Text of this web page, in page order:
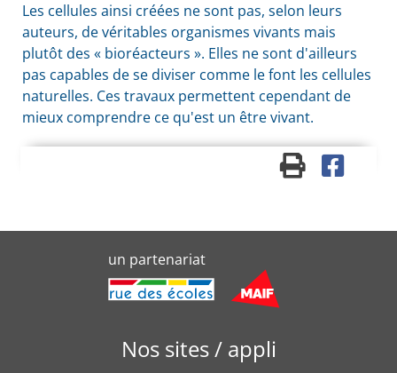
Les cellules ainsi créées ne sont pas, selon leurs
auteurs, de véritables organismes vivants mais
plutôt des « bioréacteurs ». Elles ne sont d'ailleurs
pas capables de se diviser comme le font les cellules
naturelles. Ces travaux permettent cependant de
mieux comprendre ce qu'est un être vivant.
un partenariat
Nos sites / appli